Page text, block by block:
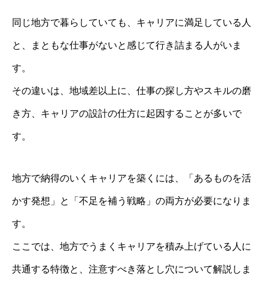
同じ地方で暮らしていても、キャリアに満足している人
と、まともな仕事がないと感じて行き詰まる人がいま
す。
その違いは、地域差以上に、仕事の探し方やスキルの磨
き方、キャリアの設計の仕方に起因することが多いで
す。
地方で納得のいくキャリアを築くには、「あるものを活
かす発想」と「不足を補う戦略」の両方が必要になりま
す。
ここでは、地方でうまくキャリアを積み上げている人に
共通する特徴と、注意すべき落とし穴について解説しま